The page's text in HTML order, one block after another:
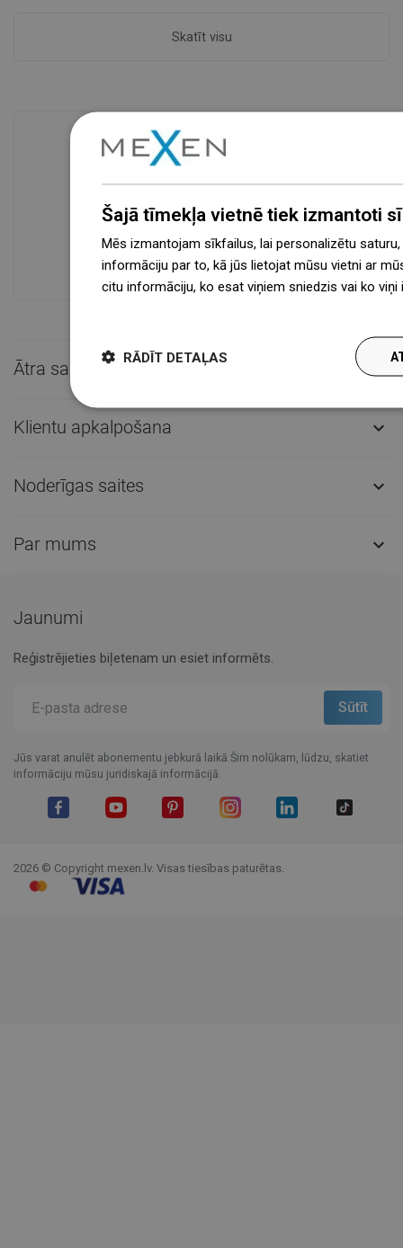
Skatīt visu
platībā ar vairāk nekā 68 000 palešu
vietām nodrošina vairāk nekā 1 500 000
pieejamo produktu!
Ātra saziņa 
Klientu apkalpošana 
Noderīgas saites 
Par mums 
Jaunumi
Reģistrējieties biļetenam un esiet informēts.
Jūs varat anulēt abonementu jebkurā laikā.Šim nolūkam, lūdzu, skatiet
informāciju mūsu juridiskajā informācijā.
2026 © Copyright mexen.lv. Visas tiesības paturētas.
Šajā tīmekļa vietnē tiek izmantoti
Mēs izmantojam sīkfailus, lai personalizētu
informāciju par to, kā jūs lietojat mūsu vietni ar
citu informāciju, ko esat viņiem sniedzis vai ko
RĀDĪT DETAĻAS